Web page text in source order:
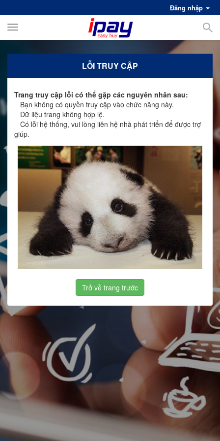
Đăng nhập
Toggle
LỖI TRUY CẬP
Trang truy cập lỗi có thể gặp các nguyên nhân sau:
Bạn không có quyền truy cập vào chức năng này.
Dữ liệu trang không hợp lệ.
Có lỗi hệ thống, vui lòng liên hệ nhà phát triển để được trợ
giúp.
Trở về trang trước